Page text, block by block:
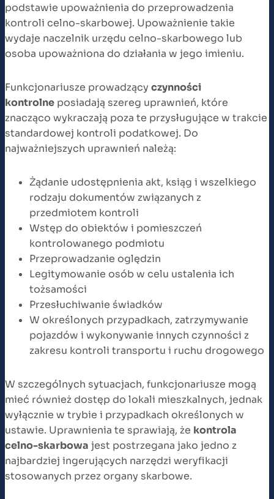
podstawie upoważnienia do przeprowadzenia
kontroli celno-skarbowej. Upoważnienie takie
wydaje naczelnik urzędu celno-skarbowego lub
osoba upoważniona do działania w jego imieniu.
Funkcjonariusze prowadzący czynności
kontrolne posiadają szereg uprawnień, które
znacząco wykraczają poza te przysługujące w trakcie
standardowej kontroli podatkowej. Do
najważniejszych uprawnień należą:
Żądanie udostępnienia akt, ksiąg i wszelkiego
rodzaju dokumentów związanych z
przedmiotem kontroli
Wstęp do obiektów i pomieszczeń
kontrolowanego podmiotu
Przeprowadzanie oględzin
Legitymowanie osób w celu ustalenia ich
tożsamości
Przesłuchiwanie świadków
W określonych przypadkach, zatrzymywanie
pojazdów i wykonywanie innych czynności z
zakresu kontroli transportu i ruchu drogowego
W szczególnych sytuacjach, funkcjonariusze mogą
mieć również dostęp do lokali mieszkalnych, jednak
wyłącznie w trybie i przypadkach określonych w
ustawie. Uprawnienia te sprawiają, że kontrola
celno-skarbowa jest postrzegana jako jedno z
najbardziej ingerujących narzędzi weryfikacji
stosowanych przez organy skarbowe.